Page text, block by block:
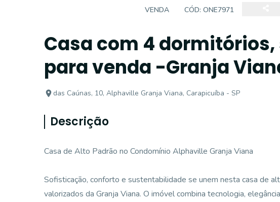
VENDA CÓD: ONE7971
Casa com 4
para venda -Granja
das Caúnas, 10, Alphaville Granja Viana, Carapicuíba - SP
Descrição
Casa de Alto Padrão no Condomínio Alphaville Granja Viana
Sofisticação, conforto e sustentabilidade se unem nesta casa de
valorizados da Granja Viana. O imóvel combina tecnologia,